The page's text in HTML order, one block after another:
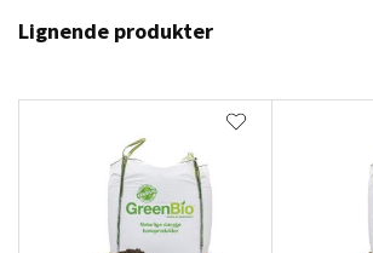
Lignende produkter